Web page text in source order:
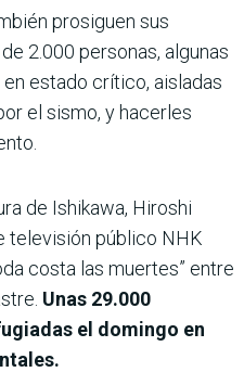
prosiguen sus
2.000 personas, algunas
estado crítico, aisladas
el sismo, y hacerles
de Ishikawa, Hiroshi
televisión público NHK
costa las muertes” entre
Unas 29.000
el domingo en